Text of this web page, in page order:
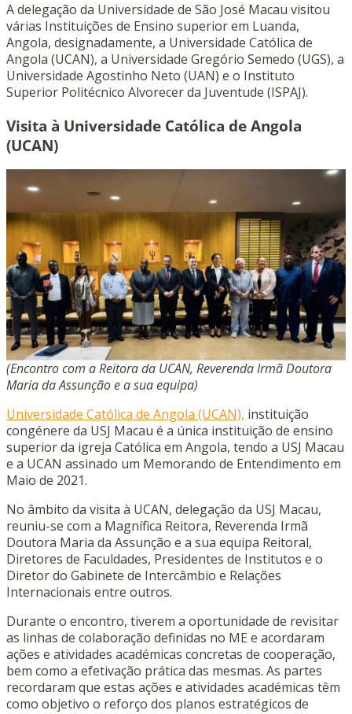
A delegação da Universidade de São José Macau visitou
várias Instituições de Ensino superior em Luanda,
Angola, designadamente, a Universidade Católica de
Angola (UCAN), a Universidade Gregório Semedo (UGS), a
Universidade Agostinho Neto (UAN) e o Instituto
Superior Politécnico Alvorecer da Juventude (ISPAJ).
Visita à Universidade Católica de Angola
(UCAN)
(Encontro com a Reitora da UCAN, Reverenda Irmã Doutora
Maria da Assunção e a sua equipa)
Universidade Católica de Angola (UCAN), instituição
congénere da USJ Macau é a única instituição de ensino
superior da igreja Católica em Angola, tendo a USJ Macau
e a UCAN assinado um Memorando de Entendimento em
Maio de 2021.
No âmbito da visita à UCAN, delegação da USJ Macau,
reuniu-se com a Magnífica Reitora, Reverenda Irmã
Doutora Maria da Assunção e a sua equipa Reitoral,
Diretores de Faculdades, Presidentes de Institutos e o
Diretor do Gabinete de Intercâmbio e Relações
Internacionais entre outros.
Durante o encontro, tiverem a oportunidade de revisitar
as linhas de colaboração definidas no ME e acordaram
ações e atividades académicas concretas de cooperação,
bem como a efetivação prática das mesmas. As partes
recordaram que estas ações e atividades académicas têm
como objetivo o reforço dos planos estratégicos de